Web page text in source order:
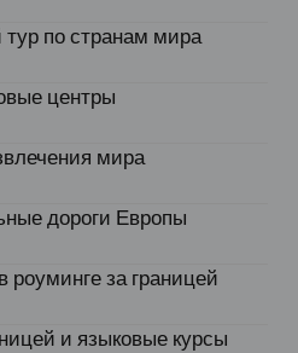
по странам мира
центры
мира
дороги Европы
роуминге за границей
и языковые курсы